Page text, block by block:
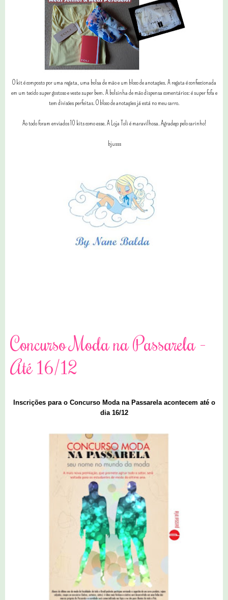
O kit é composto por uma regata, uma bolsa de mão e um bloco de anotações. A regata é confeccionada
em um tecido super gostoso e veste super bem. A bolsinha de mão dispensa comentários: é super fofa e
tem divisões perfeitas. O bloco de anotações já está no meu carro.
Ao todo foram enviados 10 kits como esse. A Loja Toli é maravilhosa. Agradeço pelo carinho!
bjusss
Concurso Moda na Passarela -
Até 16/12
Inscrições para o Concurso Moda na Passarela acontecem até o
dia 16/12